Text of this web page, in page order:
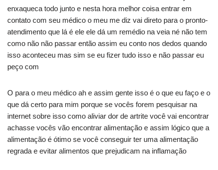
enxaqueca todo junto e nesta hora melhor coisa entrar em
contato com seu médico o meu me diz vai direto para o pronto-
atendimento que lá é ele ele dá um remédio na veia né não tem
como não não passar então assim eu conto nos dedos quando
isso aconteceu mas sim se eu fizer tudo isso e não passar eu
peço com
O para o meu médico ah e assim gente isso é o que eu faço e o
que dá certo para mim porque se vocês forem pesquisar na
internet sobre isso como aliviar dor de artrite você vai encontrar
achasse vocês vão encontrar alimentação e assim lógico que a
alimentação é ótimo se você conseguir ter uma alimentação
regrada e evitar alimentos que prejudicam na inflamação